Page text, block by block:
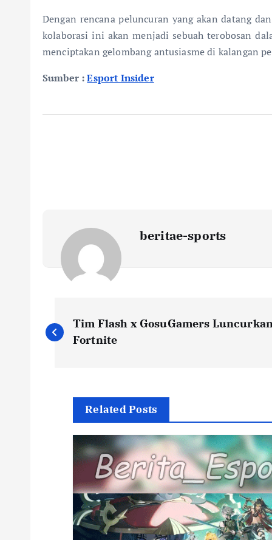
Dengan rencana peluncuran yang akan datang
kolaborasi ini akan menjadi sebuah terobosan
menciptakan gelombang antusiasme di kalangan
Sumber :Esport Insider
beritae-sports
P
o
Tim Flash x GosuGamers
Fortnite
Related Posts